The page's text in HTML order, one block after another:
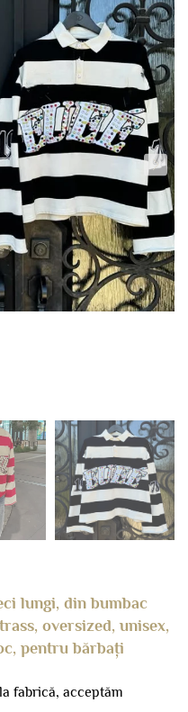
lungi, din bumbac
oversized, unisex,
pentru bărbați
fabrică, acceptăm